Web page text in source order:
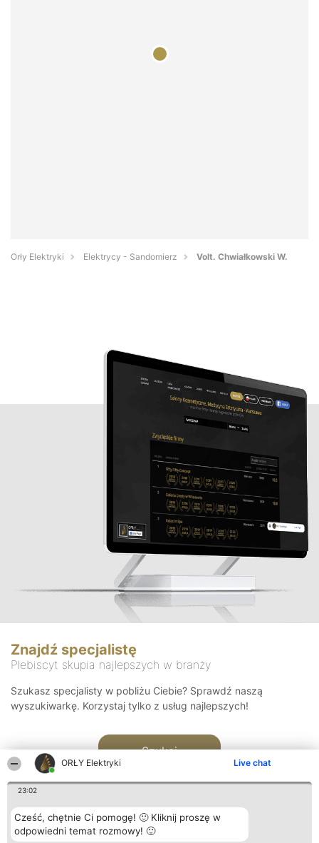
ORŁY Elektryki Live chat
23:02
Cześć, chętnie Ci pomogę! 🙂 Kliknij proszę w
odpowiedni temat rozmowy! 🙂
Orły Elektryki Elektrycy - Sandomierz Volt. Chwiałkowski W.
Znajdź specjalistę
Plebiscyt skupia najlepszych w branży
Szukasz specjalisty w pobliżu Ciebie? Sprawdź naszą
wyszukiwarkę. Korzystaj tylko z usług najlepszych!
Szukaj